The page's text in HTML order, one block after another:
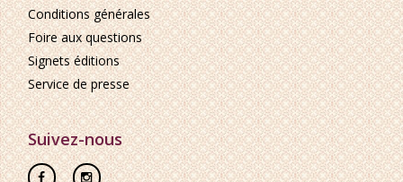
Conditions générales
Foire aux questions
Signets éditions
Service de presse
Suivez-nous